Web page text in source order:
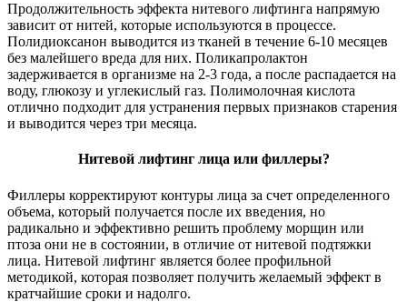
Продолжительность эффекта нитевого лифтинга напрямую
зависит от нитей, которые используются в процессе.
Полидиоксанон выводится из тканей в течение 6-10 месяцев
без малейшего вреда для них. Поликапролактон
задерживается в организме на 2-3 года, а после распадается на
воду, глюкозу и углекислый газ. Полимолочная кислота
отлично подходит для устранения первых признаков старения
и выводится через три месяца.
Нитевой лифтинг лица или филлеры?
Филлеры корректируют контуры лица за счет определенного
объема, который получается после их введения, но
радикально и эффективно решить проблему морщин или
птоза они не в состоянии, в отличие от нитевой подтяжки
лица. Нитевой лифтинг является более профильной
методикой, которая позволяет получить желаемый эффект в
кратчайшие сроки и надолго.